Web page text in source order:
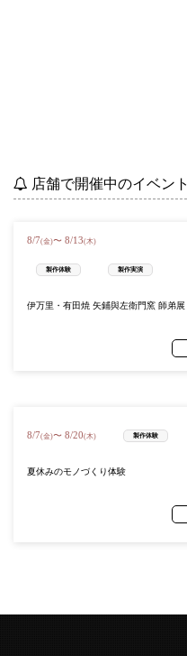
店舗で開催中のイベント
8/7(金)〜 8/13(木)
製作体験 製作実演
伊万里・有田焼 矢鋪與左衛門窯 師弟展
8/7(金)〜 8/20(木) 製作体験
夏休みのモノづくり体験